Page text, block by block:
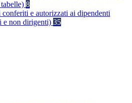
8
e autorizzati ai dipendenti
e non dirigenti) 35